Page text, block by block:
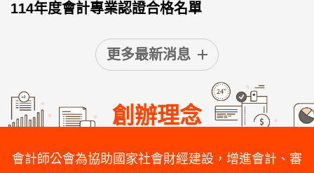
114年度會計專業認證合格名單
更多最新消息
創辦理念
會計師公會為協助國家社會財經建設，增進會計、審